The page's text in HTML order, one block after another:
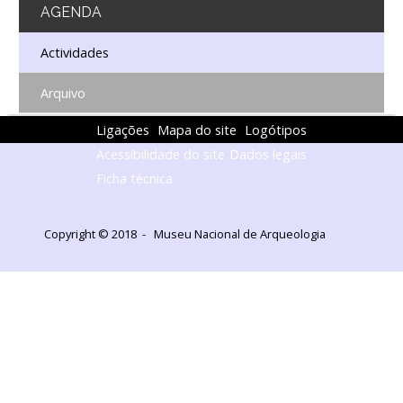
AGENDA
Actividades
Arquivo
Ligações Mapa do site Logótipos
Acessibilidade do site Dados legais
Ficha técnica
Copyright © 2018 - Museu Nacional de Arqueologia